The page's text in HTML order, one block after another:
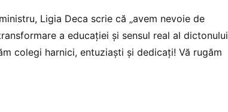
Ligia Deca scrie că „avem nevoie de
a educației și sensul real al dictonului
colegi harnici, entuziaști și dedicați! Vă rugăm